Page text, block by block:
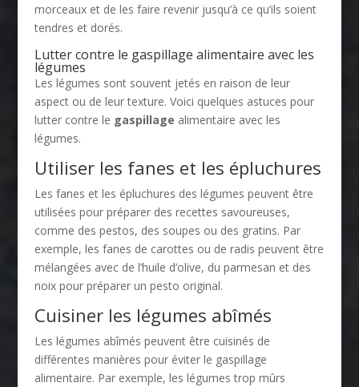
morceaux et de les faire revenir jusqu’à ce qu’ils soient
tendres et dorés.
Lutter contre le gaspillage alimentaire avec les
légumes
Les légumes sont souvent jetés en raison de leur
aspect ou de leur texture. Voici quelques astuces pour
lutter contre le gaspillage alimentaire avec les
légumes.
Utiliser les fanes et les épluchures
Les fanes et les épluchures des légumes peuvent être
utilisées pour préparer des recettes savoureuses,
comme des pestos, des soupes ou des gratins. Par
exemple, les fanes de carottes ou de radis peuvent être
mélangées avec de l’huile d’olive, du parmesan et des
noix pour préparer un pesto original.
Cuisiner les légumes abîmés
Les légumes abîmés peuvent être cuisinés de
différentes manières pour éviter le gaspillage
alimentaire. Par exemple, les légumes trop mûrs